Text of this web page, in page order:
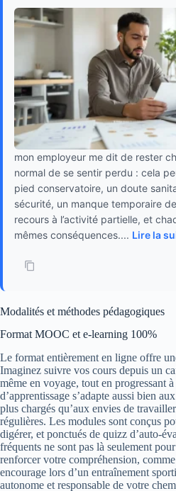
mon employeur me dit de rester
normal de se sentir perdu : cela
pied conservatoire, un doute
sécurité, un manque temporaire
recours à l’activité partielle, et
mêmes conséquences.... Lire la
Modalités et méthodes pédagogiques
Format MOOC et e-learning 100%
Le format entièrement en ligne offre
Imaginez suivre vos cours depuis un
même en voyage, tout en progressant
d’apprentissage s’adapte aussi bien
plus chargés qu’aux envies de
régulières. Les modules sont conçus
digérer, et ponctués de quizz d’auto-
fréquents ne sont pas là seulement
renforcer votre compréhension,
encourage lors d’un entraînement
autonome et responsable de votre